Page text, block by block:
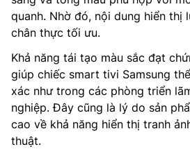
quanh. Nhờ đó, nội dung hiển thị
chân thực tối ưu.
Khả năng tái tạo màu sắc đạt
giúp chiếc smart tivi Samsung
xác như trong các phòng triển
nghiệp. Đây cũng là lý do sản
cao về khả năng hiển thị tranh
thuật.